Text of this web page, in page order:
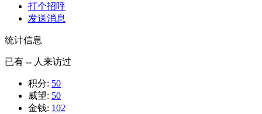
打个招呼
发送消息
统计信息
已有 -- 人来访过
积分: 50
威望: 50
金钱: 102